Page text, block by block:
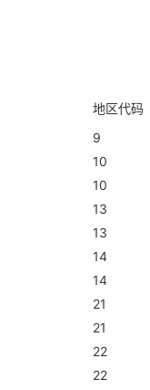
地区代码
9
10
10
13
13
14
14
21
21
22
22